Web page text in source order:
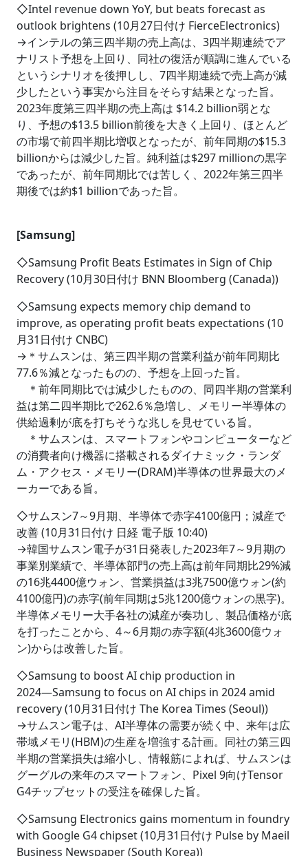
◇Intel revenue down YoY, but beats forecast as
outlook brightens (10月27日付け FierceElectronics)
→インテルの第三四半期の売上高は、3四半期連続でア
ナリスト予想を上回り、同社の復活が順調に進んでいる
というシナリオを後押しし、7四半期連続で売上高が減
少したという事実から注目をそらす結果となった旨。
2023年度第三四半期の売上高は $14.2 billion弱とな
り、予想の$13.5 billion前後を大きく上回り、ほとんど
の市場で前四半期比増収となったが、前年同期の$15.3
billionからは減少した旨。純利益は$297 millionの黒字
であったが、前年同期比では苦しく、2022年第三四半
期後では約$1 billionであった旨。
[Samsung]
◇Samsung Profit Beats Estimates in Sign of Chip
Recovery (10月30日付け BNN Bloomberg (Canada))
◇Samsung expects memory chip demand to
improve, as operating profit beats expectations (10
月31日付け CNBC)
→＊サムスンは、第三四半期の営業利益が前年同期比
77.6％減となったものの、予想を上回った旨。
＊前年同期比では減少したものの、同四半期の営業利
益は第二四半期比で262.6％急増し、メモリー半導体の
供給過剰が底を打ちそうな兆しを見せている旨。
＊サムスンは、スマートフォンやコンピューターなど
の消費者向け機器に搭載されるダイナミック・ランダ
ム・アクセス・メモリー(DRAM)半導体の世界最大のメ
ーカーである旨。
◇サムスン7～9月期、半導体で赤字4100億円；減産で
改善 (10月31日付け 日経 電子版 10:40)
→韓国サムスン電子が31日発表した2023年7～9月期の
事業別業績で、半導体部門の売上高は前年同期比29%減
の16兆4400億ウォン、営業損益は3兆7500億ウォン(約
4100億円)の赤字(前年同期は5兆1200億ウォンの黒字)。
半導体メモリー大手各社の減産が奏功し、製品価格が底
を打ったことから、4～6月期の赤字額(4兆3600億ウォ
ン)からは改善した旨。
◇Samsung to boost AI chip production in
2024―Samsung to focus on AI chips in 2024 amid
recovery (10月31日付け The Korea Times (Seoul))
→サムスン電子は、AI半導体の需要が続く中、来年は広
帯域メモリ(HBM)の生産を増強する計画。同社の第三四
半期の営業損失は縮小し、情報筋によれば、サムスンは
グーグルの来年のスマートフォン、Pixel 9向けTensor
G4チップセットの受注を確保した旨。
◇Samsung Electronics gains momentum in foundry
with Google G4 chipset (10月31日付け Pulse by Maeil
Business Newspaper (South Korea))